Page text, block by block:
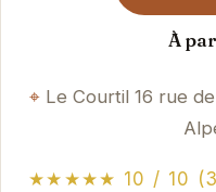
À
Le Courtil 16 rue
★★★★★ 10 / 10